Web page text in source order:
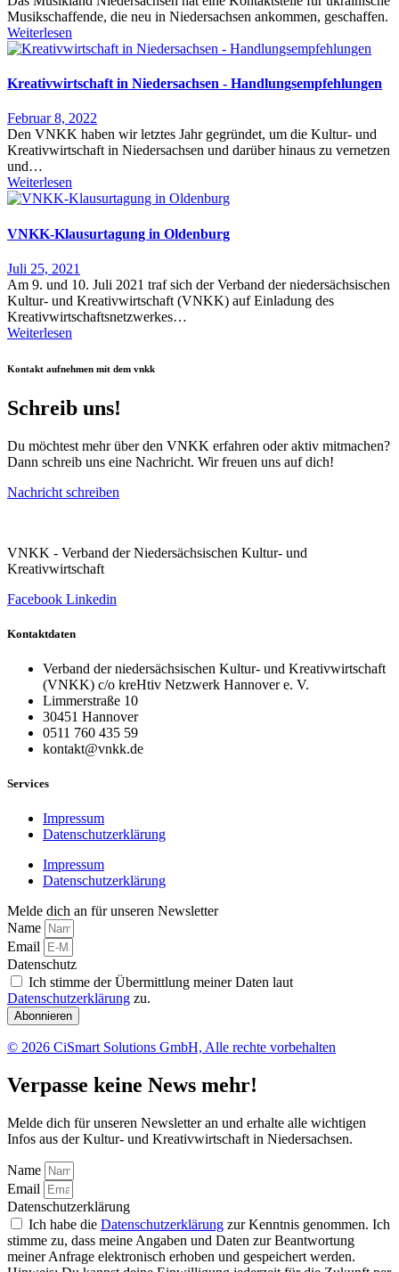
Musikschaffende, die neu in Niedersachsen ankommen, geschaffen.
Weiterlesen
Kreativwirtschaft in Niedersachsen - Handlungsempfehlungen
Februar 8, 2022
Den VNKK haben wir letztes Jahr gegründet, um die Kultur- und
Kreativwirtschaft in Niedersachsen und darüber hinaus zu vernetzen
und…
Weiterlesen
VNKK-Klausurtagung in Oldenburg
Juli 25, 2021
Am 9. und 10. Juli 2021 traf sich der Verband der niedersächsischen
Kultur- und Kreativwirtschaft (VNKK) auf Einladung des
Kreativwirtschaftsnetzwerkes…
Weiterlesen
Kontakt aufnehmen mit dem vnkk
Schreib uns!
Du möchtest mehr über den VNKK erfahren oder aktiv mitmachen?
Dann schreib uns eine Nachricht. Wir freuen uns auf dich!
Nachricht schreiben
VNKK - Verband der Niedersächsischen Kultur- und
Kreativwirtschaft
Facebook Linkedin
Kontaktdaten
Verband der niedersächsischen Kultur- und Kreativwirtschaft
(VNKK) c/o kreHtiv Netzwerk Hannover e. V.
Limmerstraße 10
30451 Hannover
0511 760 435 59
kontakt@vnkk.de
Services
Impressum
Datenschutzerklärung
Impressum
Datenschutzerklärung
Melde dich an für unseren Newsletter
Name
Email
Datenschutz
Ich stimme der Übermittlung meiner Daten laut
Datenschutzerklärung zu.
Abonnieren
© 2026 CiSmart Solutions GmbH, Alle rechte vorbehalten
Verpasse keine News mehr!
Melde dich für unseren Newsletter an und erhalte alle wichtigen
Infos aus der Kultur- und Kreativwirtschaft in Niedersachsen.
Name
Email
Datenschutzerklärung
Ich habe die Datenschutzerklärung zur Kenntnis genommen. Ich
stimme zu, dass meine Angaben und Daten zur Beantwortung
meiner Anfrage elektronisch erhoben und gespeichert werden.